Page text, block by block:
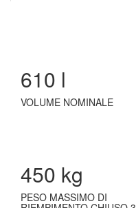
610 l
VOLUME NOMINALE
450 kg
PESO MASSIMO DI